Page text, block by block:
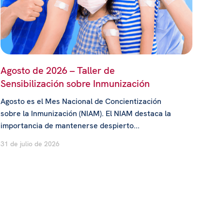
Agosto de 2026 – Taller de
Sensibilización sobre Inmunización
Agosto es el Mes Nacional de Concientización
sobre la Inmunización (NIAM). El NIAM destaca la
importancia de mantenerse despierto...
31 de julio de 2026